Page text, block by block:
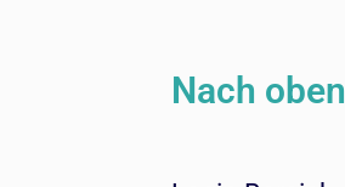
Nach oben